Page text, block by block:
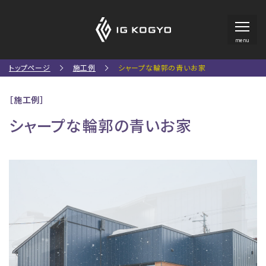
menu
トップページ 施工例 シャープな輪郭の青いお家
［施工例］
シャープな輪郭の青いお家